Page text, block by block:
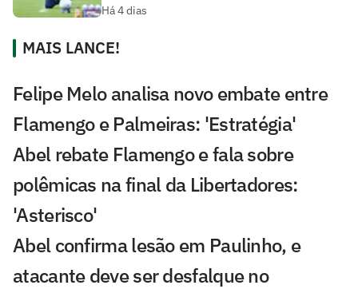
Há 4 dias
MAIS LANCE!
Felipe Melo analisa novo embate entre
Flamengo e Palmeiras: 'Estratégia'
Abel rebate Flamengo e fala sobre
polêmicas na final da Libertadores:
'Asterisco'
Abel confirma lesão em Paulinho, e
atacante deve ser desfalque no